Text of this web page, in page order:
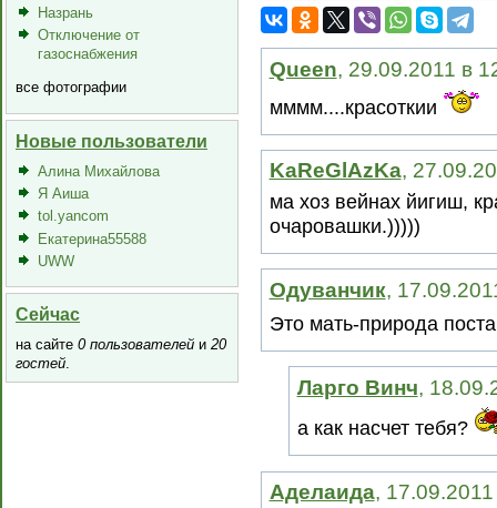
Назрань
Отключение от
газоснабжения
все фотографии
Новые пользователи
Алина Михайлова
Я Аиша
tol.yancom
Екатерина55588
UWW
Сейчас
на сайте 0 пользователей и 20
гостей.
Queen, 29.09.2011 в
мммм....красоткии
KaReGlAzKa,
ма хоз вейнах йигиш,
очаровашки.)))))
Одуванчик,
Это мать-природа
Ларго Винч,
а как насчет тебя?
Аделаида,